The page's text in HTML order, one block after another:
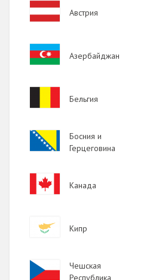
Image
Австрия
Image
Азербайджан
Бельгия
Image
Босния и
Герцеговина
Image
Канада
Image
Кипр
Image
Чешская
Республика